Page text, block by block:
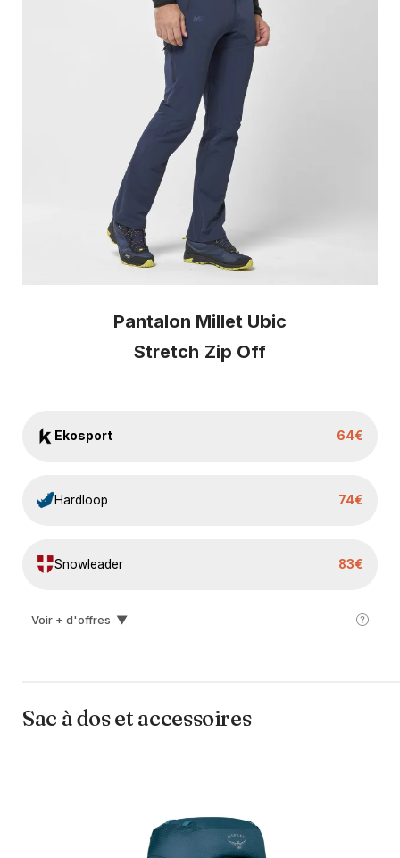
Pantalon Millet Ubic
Stretch Zip Off
Ekosport 64€
Hardloop 74€
Snowleader 83€
Lepape 89€
Voir + d'offres ▼
Sac à dos et accessoires